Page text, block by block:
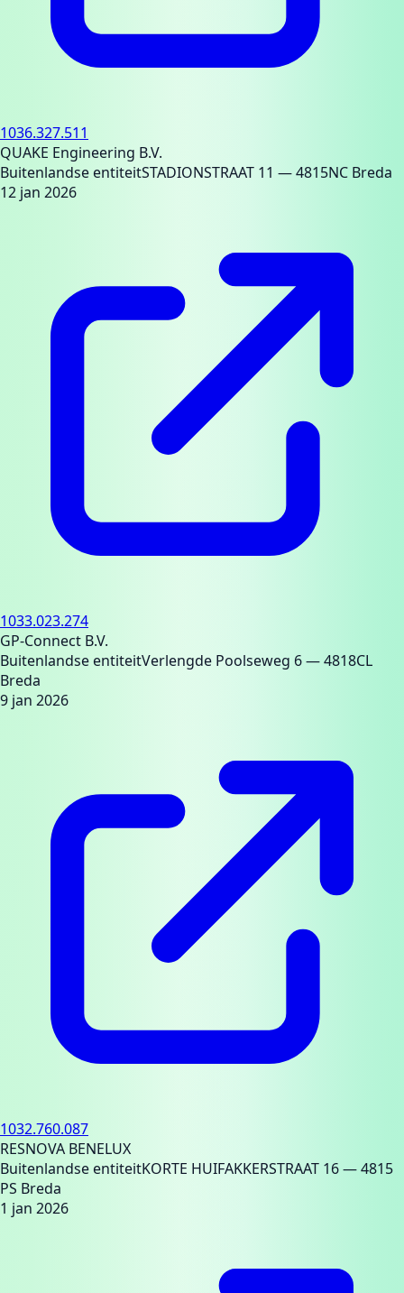
1036.327.511
QUAKE Engineering B.V.
Buitenlandse entiteitSTADIONSTRAAT 11 — 4815NC Breda
12 jan 2026
1033.023.274
GP-Connect B.V.
Buitenlandse entiteitVerlengde Poolseweg 6— 4818CL
Breda
9 jan 2026
1032.760.087
RESNOVA BENELUX
Buitenlandse entiteitKORTE HUIFAKKERSTRAAT 16— 4815
PS Breda
1 jan 2026